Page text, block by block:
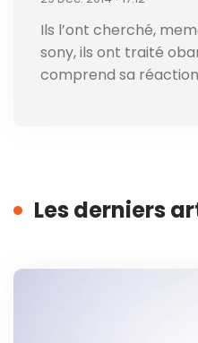
Ils l’ont cherché,
sony, ils ont traité
comprend sa réaction
Les derniers